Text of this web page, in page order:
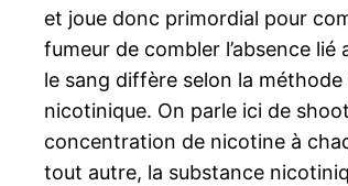
et joue donc primordial pour
fumeur de combler l’absence
le sang diffère selon la
nicotinique. On parle ici de
concentration de nicotine à
tout autre, la substance